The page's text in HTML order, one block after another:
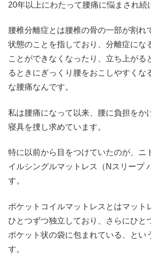
20年以上にわたって腰痛に悩まされ続
腰椎分離症とは腰椎の骨の一部が割れ
状態のことを指しており、分離症にな
ことができなくなったり、立ち上がる
るときにぎっくり腰をおこしやすくな
な腰痛なんです。
私は腰痛になって以来、腰に負担をか
寝具を捜し求めています。
特に以前から目をつけていたのが、ニ
イルシングルマットレス（Nスリープ
す。
ポケットコイルマットレスとはマット
ひとつずつ独立しており、さらにひと
ポケット状の袋に包まれている、とい
す。